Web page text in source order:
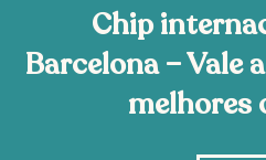
Chip
Barcelona – Vale
melhores